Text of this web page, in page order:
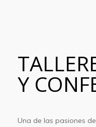
Y
Una de las pasiones